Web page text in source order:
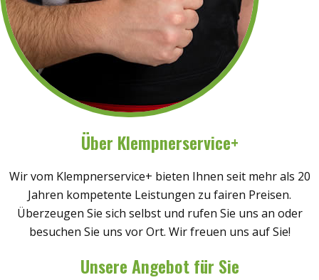
Über Klempnerservice+
Wir vom Klempnerservice+ bieten Ihnen seit mehr als 20
Jahren kompetente Leistungen zu fairen Preisen.
Überzeugen Sie sich selbst und rufen Sie uns an oder
besuchen Sie uns vor Ort. Wir freuen uns auf Sie!
Unsere Angebot für Sie